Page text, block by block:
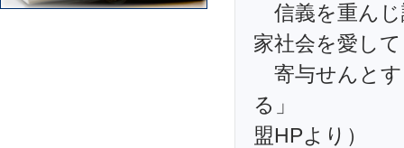
信義を重ん
家社会を愛し
寄与せんと
る」
盟HPより）